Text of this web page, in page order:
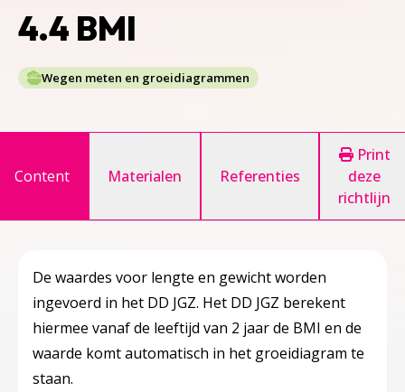
4.4 BMI
Wegen meten en groeidiagrammen
Content Materialen Referenties
Print
deze
richtlijn
De waardes voor lengte en gewicht worden
ingevoerd in het DD JGZ. Het DD JGZ berekent
hiermee vanaf de leeftijd van 2 jaar de BMI en de
waarde komt automatisch in het groeidiagram te
staan.